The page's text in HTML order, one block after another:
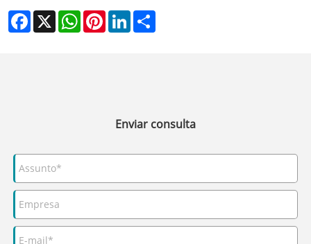
Facebook
X WhatsAppPinterestLinkedIn
Enviar consulta